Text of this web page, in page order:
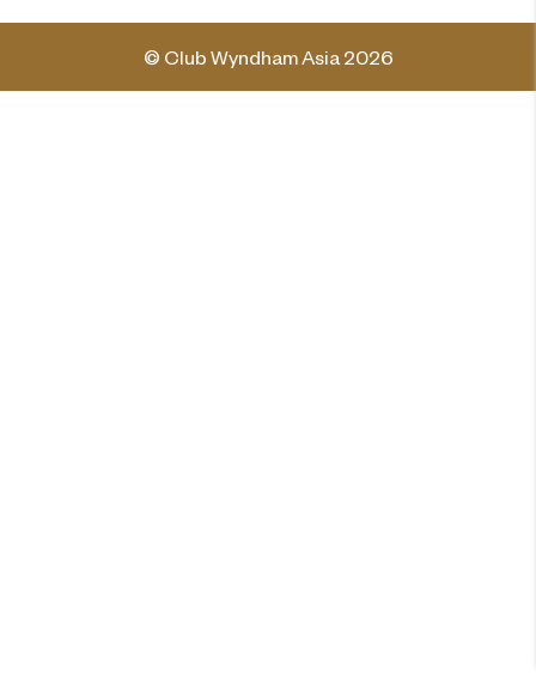
© Club Wyndham Asia 2026